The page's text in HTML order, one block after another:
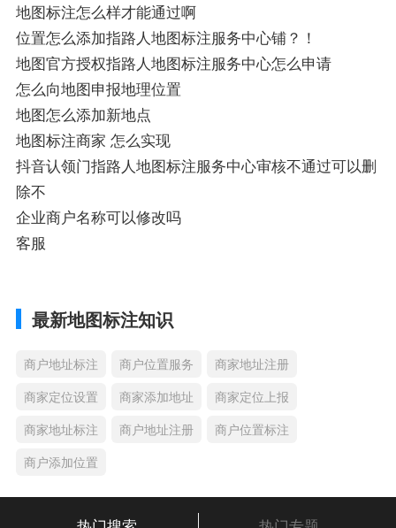
地图标注怎么样才能通过啊
位置怎么添加指路人地图标注服务中心铺？！
地图官方授权指路人地图标注服务中心怎么申请
怎么向地图申报地理位置
地图怎么添加新地点
地图标注商家 怎么实现
抖音认领门指路人地图标注服务中心审核不通过可以删
除不
企业商户名称可以修改吗
客服
最新地图标注知识
商户地址标注 商户位置服务
商家地址注册
商家定位设置
商家添加地址
商家定位上报
商家地址标注
商户地址注册
商户位置标注
商户添加位置